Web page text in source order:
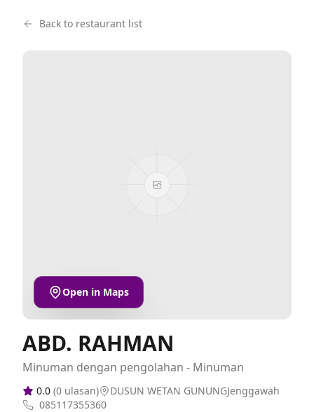
Back to restaurant list
Open in Maps
ABD. RAHMAN
Minuman dengan pengolahan - Minuman
0.0 (0 ulasan)
DUSUN WETAN GUNUNGJenggawah
085117355360